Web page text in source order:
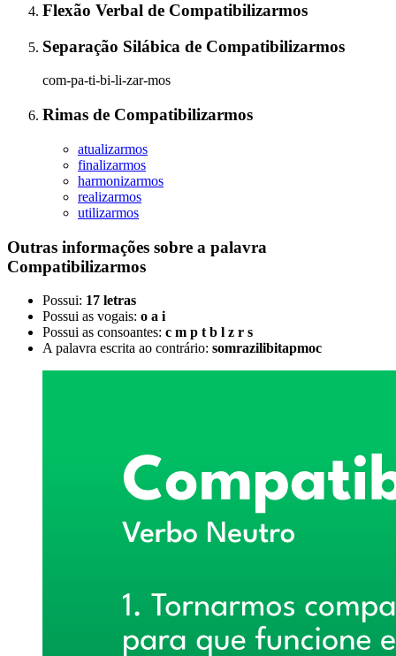
Flexão Verbal de Compatibilizarmos
Separação Silábica de Compatibilizarmos
com-pa-ti-bi-li-zar-mos
Rimas de Compatibilizarmos
atualizarmos
finalizarmos
harmonizarmos
realizarmos
utilizarmos
Outras informações sobre a palavra
Compatibilizarmos
Possui: 17 letras
Possui as vogais: o a i
Possui as consoantes: c m p t b l z r s
A palavra escrita ao contrário: somrazilibitapmoc